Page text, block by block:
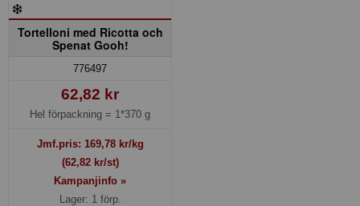
Tortelloni med Ricotta och
Spenat Gooh!
776497
62,82 kr
Hel förpackning = 1*370 g
Jmf.pris: 169,78kr/kg
(62,82 kr/st)
Kampanjinfo »
Lager: 1 förp.